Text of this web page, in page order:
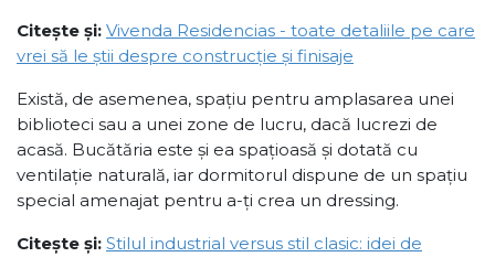
Citește și: Vivenda Residencias - toate detaliile pe care
vrei să le știi despre construcție și finisaje
Există, de asemenea, spațiu pentru amplasarea unei
biblioteci sau a unei zone de lucru, dacă lucrezi de
acasă. Bucătăria este și ea spațioasă și dotată cu
ventilație naturală, iar dormitorul dispune de un spațiu
special amenajat pentru a-ți crea un dressing.
Citește și: Stilul industrial versus stil clasic: idei de